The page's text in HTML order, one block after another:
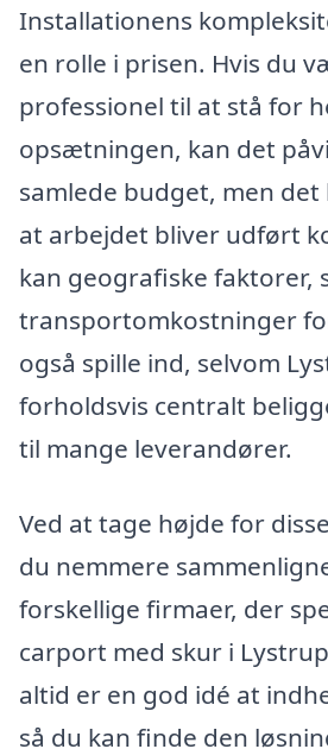
Installationens
en rolle i prisen. Hvis du
professionel til at stå for
opsætningen, kan det
samlede budget, men det
at arbejdet bliver udført
kan geografiske faktorer,
transportomkostninger
også spille ind, selvom
forholdsvis centralt
til mange leverandører.
Ved at tage højde for
du nemmere
forskellige firmaer, der
carport med skur i
altid er en god idé at
så du kan finde den